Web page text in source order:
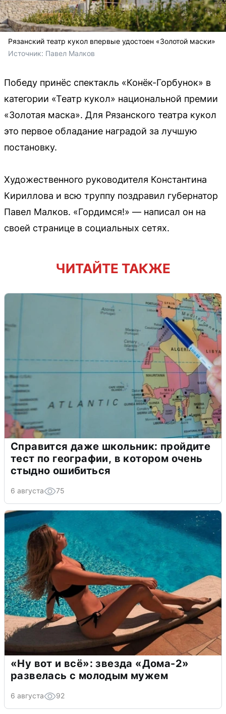
Рязанский театр кукол впервые удостоен «Золотой маски»
Источник: Павел Малков
Победу принёс спектакль «Конёк-Горбунок» в
категории «Театр кукол» национальной премии
«Золотая маска». Для Рязанского театра кукол
это первое обладание наградой за лучшую
постановку.
Художественного руководителя Константина
Кириллова и всю труппу поздравил губернатор
Павел Малков. «Гордимся!» — написал он на
своей странице в социальных сетях.
ЧИТАЙТЕ ТАКЖЕ
Справится даже школьник: пройдите
тест по географии, в котором очень
стыдно ошибиться
6 августа 75
«Ну вот и всё»: звезда «Дома-2»
развелась с молодым мужем
6 августа 92